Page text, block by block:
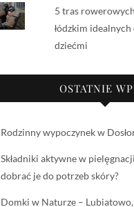
5 tras
łódzkim
dziećmi
OSTATNIE
Rodzinny wypoczynek w
Składniki aktywne w
dobrać je do potrzeb skóry?
Domki w Naturze –